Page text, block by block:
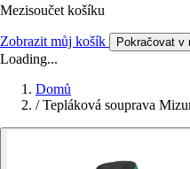
Mezisoučet košíku
Zobrazit můj košík Pokračovat v
Loading...
Domů
/ Tepláková souprava